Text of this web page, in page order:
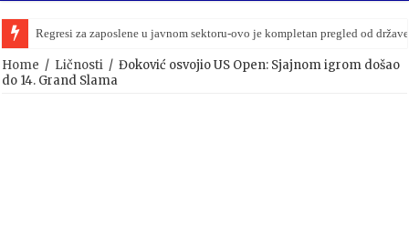
Regresi za zaposlene u javnom sektoru-ovo je kompletan pregled od
Home / Ličnosti / Đoković osvojio US Open: Sjajnom igrom došao
do 14. Grand Slama